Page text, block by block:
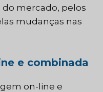
mercado, pelos
mudanças nas
e combinada
on-line e